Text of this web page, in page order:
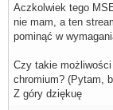
Aczkolwiek tego
nie mam, a ten
pominąć w
Czy takie
chromium? (Pytam,
Z góry dziękuę